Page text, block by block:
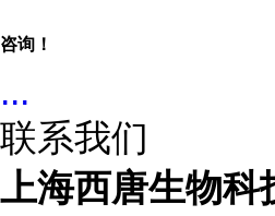
咨询！
...
联系我们
上海西唐生物科